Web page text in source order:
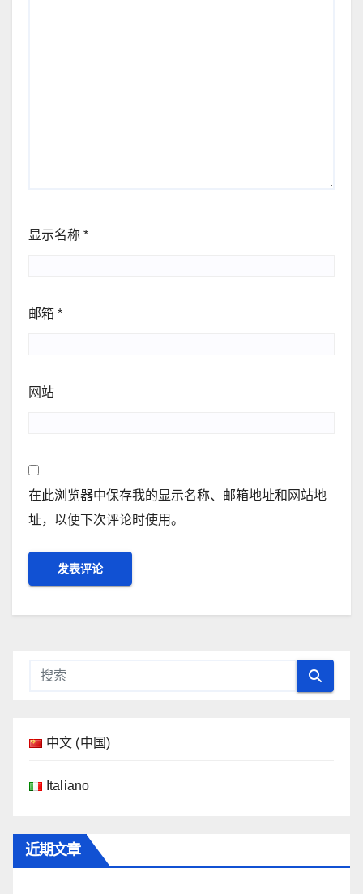
显示名称 *
邮箱 *
网站
在此浏览器中保存我的显示名称、邮箱地址和网站地
址，以便下次评论时使用。
中文 (中国)
Italiano
近期文章